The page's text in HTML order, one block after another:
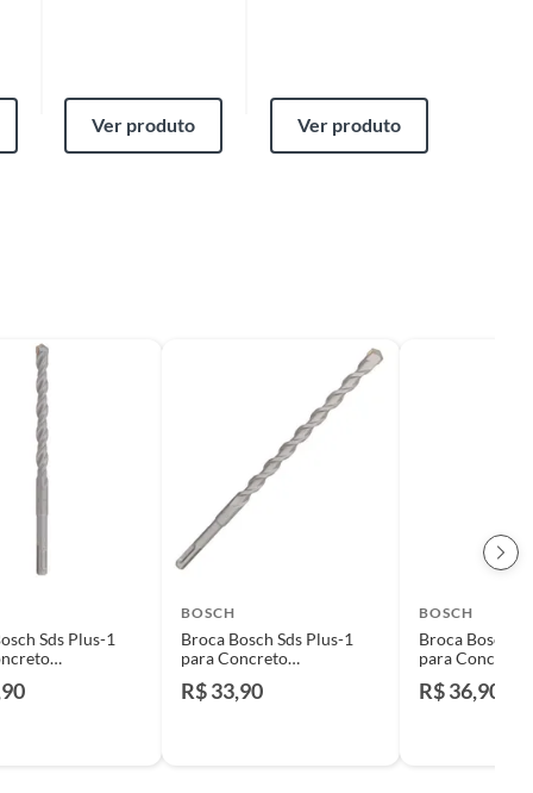
Ver produto Ver produto
Sds Plus-1
BOSCH
Broca Bosch Sds Plus-1
para Concreto
R$ 33,90
BOSCH
Broca Bosch
para Concreto
R$ 36,90